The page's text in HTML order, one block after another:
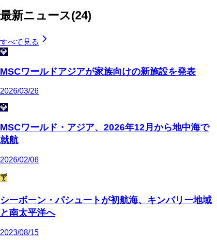
最新ニュース(24)
すべて見る
💎
MSCワールドアジアが家族向けの新施設を発表
2026/03/26
💎
MSCワールド・アジア、2026年12月から地中海で
就航
2026/02/06
🍸
シーボーン・パシュートが初航海、キンバリー地域
と南太平洋へ
2023/08/15